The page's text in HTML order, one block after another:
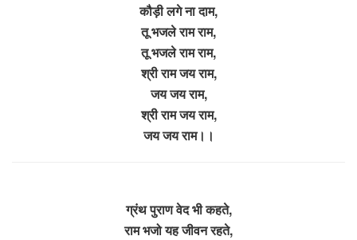
कौड़ी लगे ना दाम,
तू भजले राम राम,
तू भजले राम राम,
श्री राम जय राम,
जय जय राम,
श्री राम जय राम,
जय जय राम।।
ग्रंथ पुराण वेद भी कहते,
राम भजो यह जीवन रहते,